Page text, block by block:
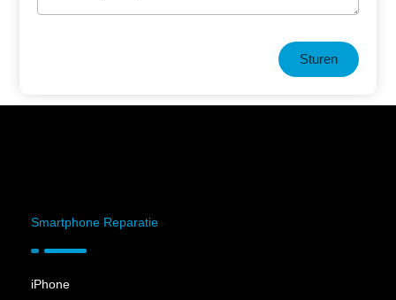
Sturen
Smartphone Reparatie
iPhone